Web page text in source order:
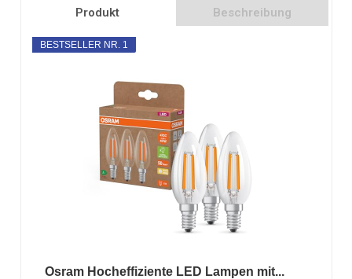
Produkt Beschreibung
BESTSELLER NR. 1
Osram Hocheffiziente LED Lampen mit...